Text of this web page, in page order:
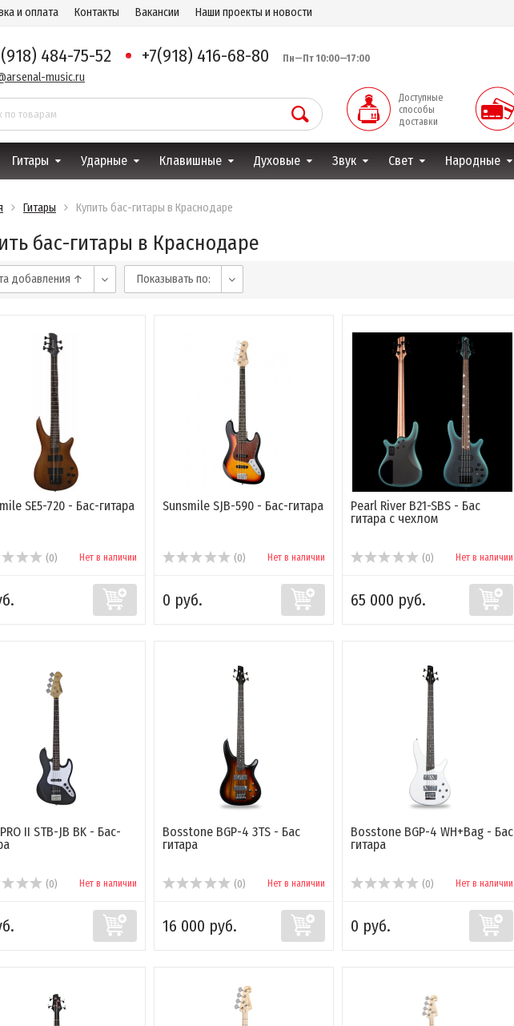
и оплата Контакты Вакансии Наши проекты и новости
484-75-52 +7(918) 416-68-80 Пн—Пт 10:00—17:00
music.ru
Доступные
способы
доставки
Гитары Ударные Клавишные Духовые Звук Свет Народные
Гитары Купить бас-гитары в Краснодаре
бас-гитары в Краснодаре
добавления ↑ Показывать по:
SE5-720 - Бас-гитара
(0) Нет в наличии
Sunsmile SJB-590 - Бас-гитара
(0) Нет в наличии
0 руб.
Pearl River B21-SBS - Бас
гитара с чехлом
(0) Нет в наличии
65 000 руб.
II STB-JB BK - Бас-
(0) Нет в наличии
Bosstone BGP-4 3TS - Бас
гитара
(0) Нет в наличии
16 000 руб.
Bosstone BGP-4 WH+Bag - Бас
гитара
(0) Нет в наличии
0 руб.